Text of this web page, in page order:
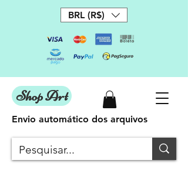
BRL (R$)
Shop Art
Envio automático dos arquivos